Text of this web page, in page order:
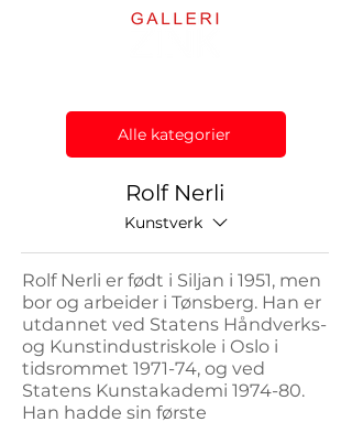
Alle kategorier
Rolf Nerli
Kunstverk
Rolf Nerli er født i Siljan i 1951, men
bor og arbeider i Tønsberg. Han er
utdannet ved Statens Håndverks-
og Kunstindustriskole i Oslo i
tidsrommet 1971-74, og ved
Statens Kunstakademi 1974-80.
Han hadde sin første